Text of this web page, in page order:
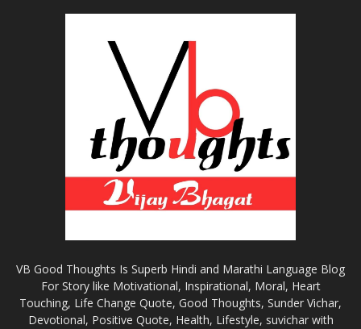
VB Good Thoughts Is Superb Hindi and Marathi Language Blog
For Story like Motivational, Inspirational, Moral, Heart
Touching, Life Change Quote, Good Thoughts, Sunder Vichar,
Devotional, Positive Quote, Health, Lifestyle, suvichar with